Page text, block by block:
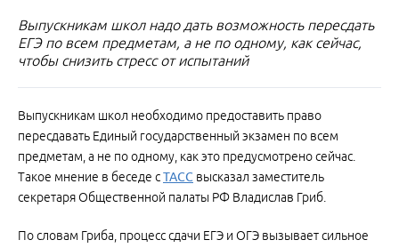
Выпускникам школ надо дать возможность пересдать
ЕГЭ по всем предметам, а не по одному, как сейчас,
чтобы снизить стресс от испытаний
Выпускникам школ необходимо предоставить право
пересдавать Единый государственный экзамен по всем
предметам, а не по одному, как это предусмотрено сейчас.
Такое мнение в беседе сТАСС высказал заместитель
секретаря Общественной палаты РФ Владислав Гриб.
По словам Гриба, процесс сдачи ЕГЭ и ОГЭ вызывает сильное